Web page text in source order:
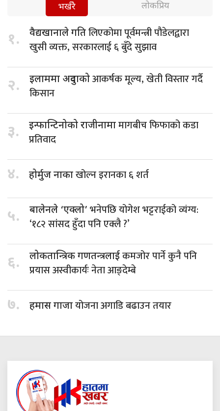
भर्खरै लोकप्रिय
१. वैद्यखानाले गतिलिएकोमा पूर्वमन्त्री पौडेलद्वारा
खुसी व्यक्त, सरकारलाई ६ बुँदे सुझाव
२. इलाममा अदुवाकोआकर्षक मूल्य, खेती विस्तार गर्दै
किसान
३. इन्फान्टिनोको राजीनामामागबीच फिफाको कडा
प्रतिवाद
४. होर्मुज नाकाखोल्न इरानका ६ शर्त
५. बालेनले ‘एक्लो’ भनेपछि योगेश भट्टराईको व्यंग्य:
‘१८२ सांसद हुँदा पनि एक्लै ?’
६. लोकतान्त्रिक गणतन्त्रलाईकमजोर पार्ने कुनै पनि
प्रयास अस्वीकार्यः नेता आङ्देम्बे
७. हमास गाजायोजना अगाडि बढाउन तयार